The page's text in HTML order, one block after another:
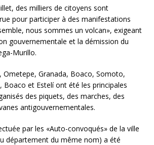
des milliers de citoyens sont
pour participer à des manifestations
nous sommes un volcan», exigeant
gouvernementale et la démission du
Murillo.
Ometepe, Granada, Boaco, Somoto,
Boaco et Estelí ont été les principales
des piquets, des marches, des
antigouvernementales.
par les «Auto-convoqués» de la ville
département du même nom) a été